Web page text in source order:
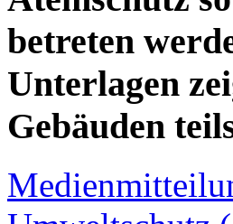
betreten
Unterlagen
Gebäuden